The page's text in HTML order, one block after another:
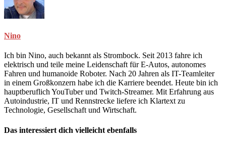
Nino
Ich bin Nino, auch bekannt als Strombock. Seit 2013 fahre ich
elektrisch und teile meine Leidenschaft für E-Autos, autonomes
Fahren und humanoide Roboter. Nach 20 Jahren als IT-Teamleiter
in einem Großkonzern habe ich die Karriere beendet. Heute bin ich
hauptberuflich YouTuber und Twitch-Streamer. Mit Erfahrung aus
Autoindustrie, IT und Rennstrecke liefere ich Klartext zu
Technologie, Gesellschaft und Wirtschaft.
Das interessiert dich vielleicht ebenfalls